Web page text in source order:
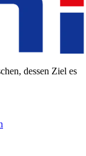
dessen Ziel es